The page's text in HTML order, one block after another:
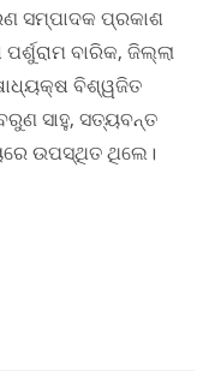
ସମ୍ପାଦକ ପ୍ରକାଶ
ବାରିକ, ଜିଲ୍ଲା
ବିଶ୍ୱଜିତ
ସାହୁ, ସତ୍ୟବନ୍ତ
ଉପସ୍ଥିତ ଥିଲେ।